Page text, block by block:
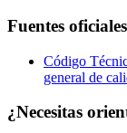
Fuentes oficiales
Código
general de
¿Necesitas